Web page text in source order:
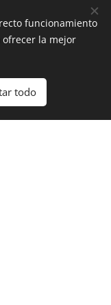
El
(México),
funcionamiento
la mejor
todo